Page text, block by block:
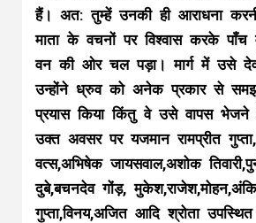
हैं। अत: तुम्हें उनकी ही आराधना करनी
माता के वचनों पर विश्वास करके पाँच
वन की ओर चल पड़ा। मार्ग में उसे
उन्होंने ध्रुव को अनेक प्रकार से
प्रयास किया किंतु वे उसे वापस
उक्त अवसर पर यजमान रामप्रीत
वत्स,अभिषेक जायसवाल,अशोक
दुबे,बचनदेव गोंड़,
गुप्ता,विनय,अजित आदि श्रोता